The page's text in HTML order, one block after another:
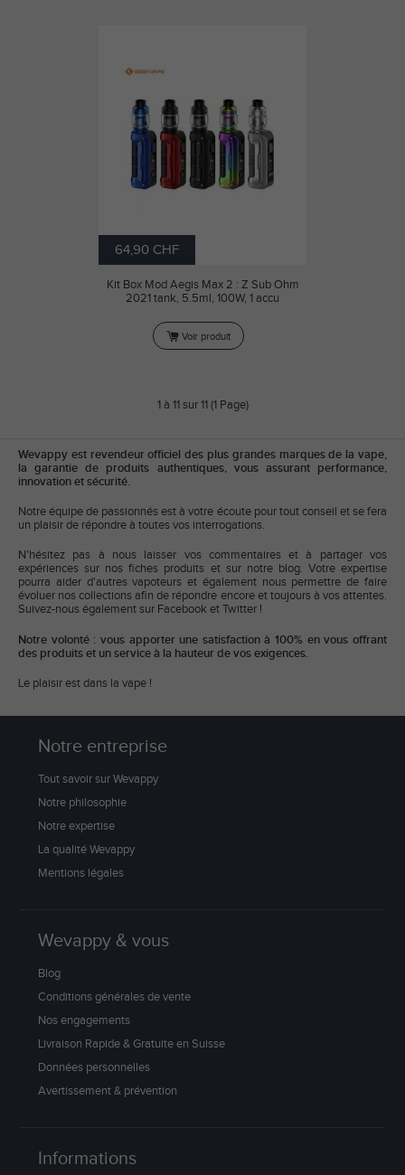
64,90 CHF
Kit Box Mod Aegis Max 2 : Z Sub Ohm
2021 tank, 5.5ml, 100W, 1 accu
Voir produit
1 à 11 sur 11 (1 Page)
Wevappy est revendeur officiel des plus grandes marques de la vape,
la garantie de produits authentiques, vous assurant performance,
innovation et sécurité.
Notre équipe de passionnés est à votre écoute pour tout conseil et se fera
un plaisir de répondre à toutes vos interrogations.
N'hésitez pas à nous laisser vos commentaires et à partager vos
expériences sur nos fiches produits et sur notre blog. Votre expertise
pourra aider d'autres vapoteurs et également nous permettre de faire
évoluer nos collections afin de répondre encore et toujours à vos attentes.
Suivez-nous également sur Facebook et Twitter !
Notre volonté : vous apporter une satisfaction à 100% en vous offrant
des produits et un service à la hauteur de vos exigences.
Le plaisir est dans la vape !
Notre entreprise
Tout savoir sur Wevappy
Notre philosophie
Notre expertise
La qualité Wevappy
Mentions légales
Wevappy & vous
Blog
Conditions générales de vente
Nos engagements
Livraison Rapide & Gratuite en Suisse
Données personnelles
Avertissement & prévention
Informations